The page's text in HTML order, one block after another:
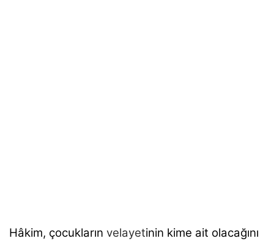
Hâkim, çocukların velayetinin kime ait olacağını